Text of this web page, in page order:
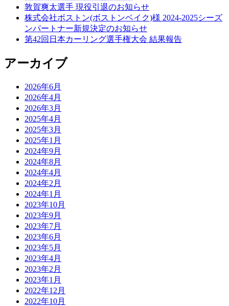
敦賀爽太選手 現役引退のお知らせ
株式会社ボストン(ボストンベイク)様 2024-2025シーズ
ンパートナー新規決定のお知らせ
第42回日本カーリング選手権大会 結果報告
アーカイブ
2026年6月
2026年4月
2026年3月
2025年4月
2025年3月
2025年1月
2024年9月
2024年8月
2024年4月
2024年2月
2024年1月
2023年10月
2023年9月
2023年7月
2023年6月
2023年5月
2023年4月
2023年2月
2023年1月
2022年12月
2022年10月